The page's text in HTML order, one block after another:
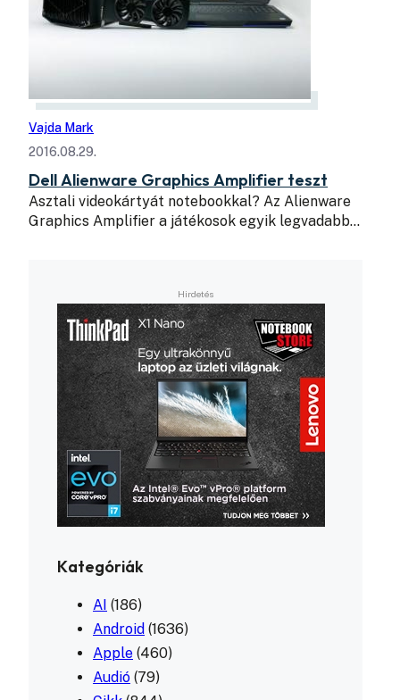
Vajda Mark
2016.08.29.
Dell Alienware Graphics Amplifier teszt
Asztali videokártyát notebookkal? Az Alienware
Graphics Amplifier a játékosok egyik legvadabb…
Kategóriák
AI (186)
Android (1636)
Apple (460)
Audió (79)